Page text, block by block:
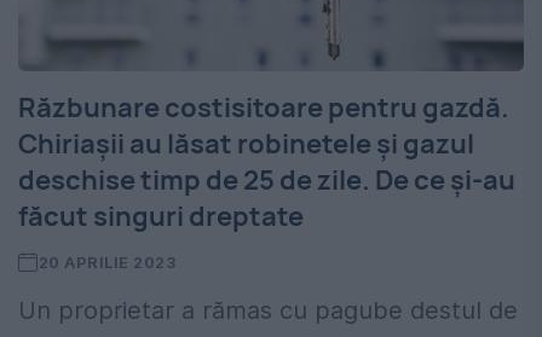
Răzbunare costisitoare pentru gazdă.
Chiriașii au lăsat robinetele și gazul
deschise timp de 25 de zile. De ce şi-au
făcut singuri dreptate
20 APRILIE 2023
Un proprietar a rămas cu pagube destul de